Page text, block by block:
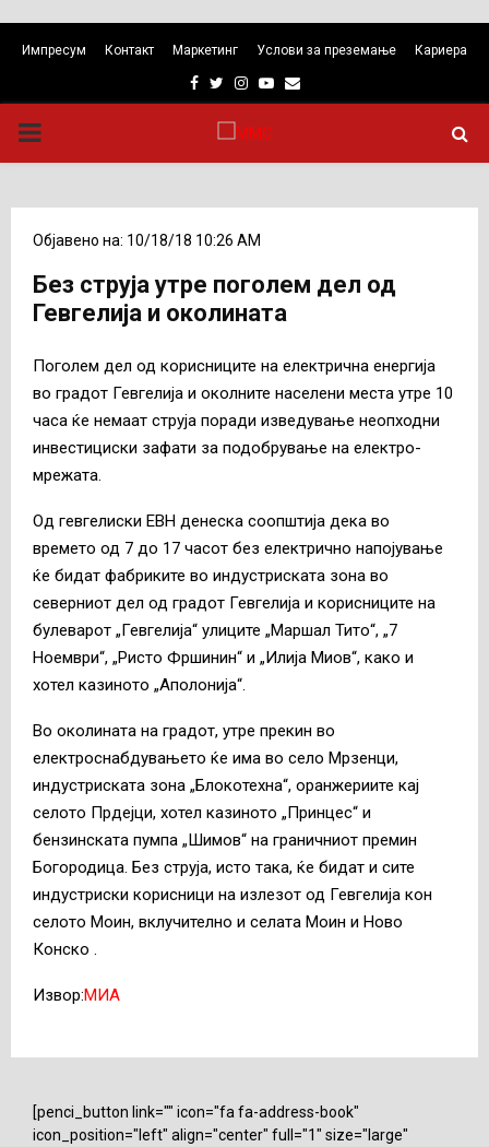
Импресум Контакт Маркетинг Услови за преземање Кариера
Facebook
TwitterInstagram
Youtube
Email
PRIMARY
Објавено на: 10/18/18 10:26 AM
Без струја утре поголем дел од
Гевгелија и околината
Поголем дел од корисниците на електрична енергија
во градот Гевгелија и околните населени места утре 10
часа ќе немаат струја поради изведување неопходни
инвестициски зафати за подобрување на електро-
мрежата.
Од гевгелиски ЕВН денеска соопштија дека во
времето од 7 до 17 часот без електрично напојување
ќе бидат фабриките во индустриската зона во
северниот дел од градот Гевгелија и корисниците на
булеварот „Гевгелија“ улиците „Маршал Тито“, „7
Ноември“, „Ристо Фршинин“ и „Илија Миов“, како и
хотел казиното „Аполонија“.
Во околината на градот, утре прекин во
електроснабдувањето ќе има во село Мрзенци,
индустриската зона „Блокотехна“, оранжериите кај
селото Прдејци, хотел казиното „Принцес“ и
бензинската пумпа „Шимов“ на граничниот премин
Богородица. Без струја, исто така, ќе бидат и сите
индустриски корисници на излезот од Гевгелија кон
селото Моин, вклучително и селата Моин и Ново
Конско .
Извор:МИА
[penci_button link="" icon="fa fa-address-book"
icon_position="left" align="center" full="1" size="large"